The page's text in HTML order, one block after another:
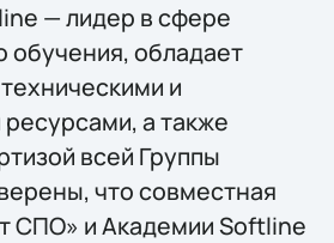
— лидер в сфере
обучения, обладает
и
а также
всей Группы
что совместная
СПО» и Академии Softline